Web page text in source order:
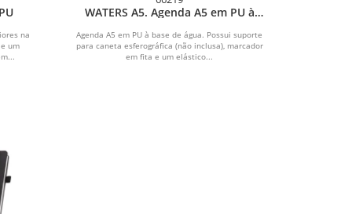
na
um
WATERS A5. Agenda A5 em PU à
Agenda A5 em PU à base de água. Possui suporte
para caneta esferográfica (não inclusa), marcador
em fita e um elástico...